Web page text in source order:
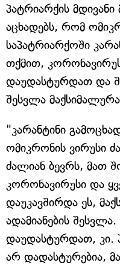
პატრიარქის
აცხადებს, რომ
საპატრიარქოში
თქმით,
დაუდასტურდათ და
შესვლა
"კარანტინი
ომიკრონის ვირუსი
ძალიან ბევრს, მათ
კორონავირუსი და
დაუკავშირდა ეს,
ადამიანების
დაუდასტურდათ, კი.
არ დადასტურებია,